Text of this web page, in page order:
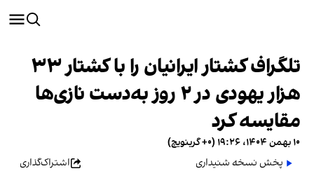
تلگراف کشتار ایرانیان را با کشتار ۳۳
هزار یهودی در ۲ روز به‌دست نازی‌ها
مقایسه کرد
۱۰ بهمن ۱۴۰۴، ۱۹:۲۶ (‎+۰ گرینویچ)
پخش نسخه شنیداری
اشتراک‌گذاری